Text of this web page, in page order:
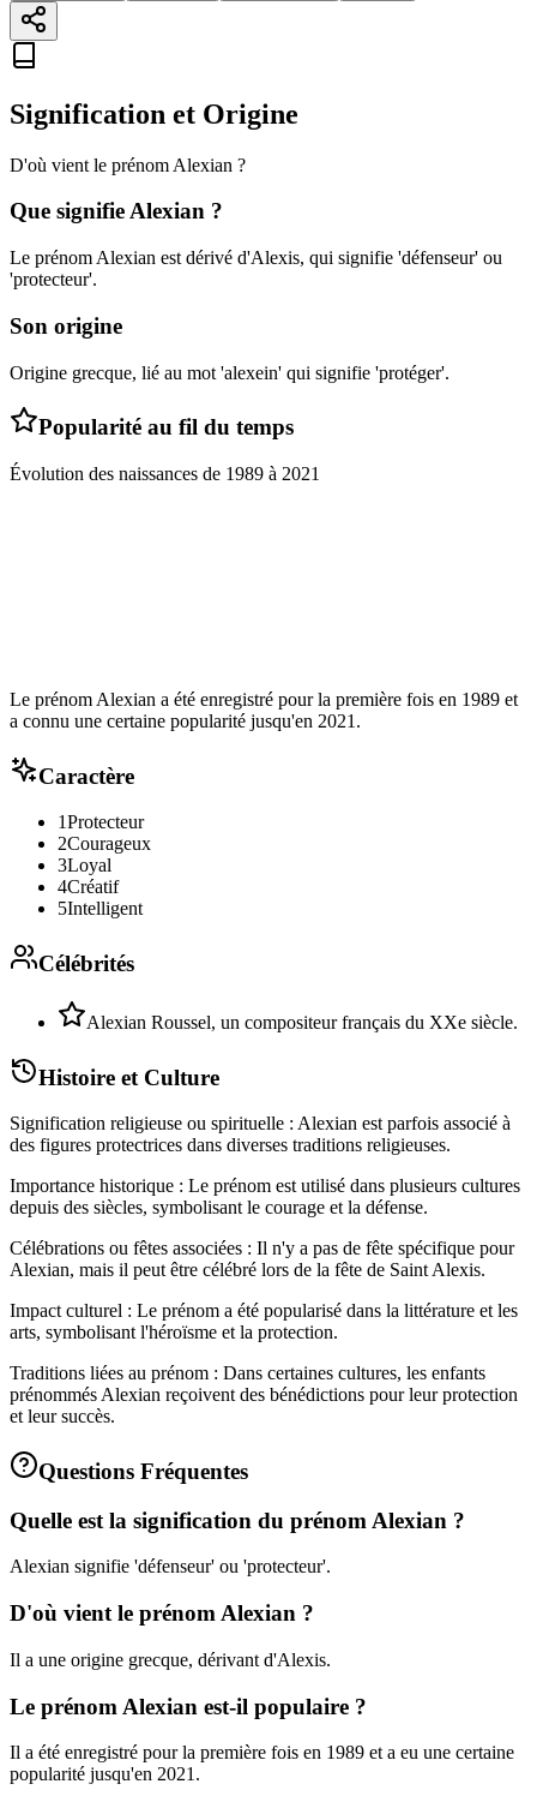
Signification et Origine
D'où vient le prénom Alexian ?
Que signifieAlexian ?
Le prénom Alexian est dérivé d'Alexis, qui signifie 'défenseur' ou
'protecteur'.
Son origine
Origine grecque, lié au mot 'alexein' qui signifie 'protéger'.
Popularité au fil du temps
Évolution des naissances de 1989 à 2021
Le prénom Alexian a été enregistré pour la première fois en 1989 et
a connu une certaine popularité jusqu'en 2021.
Caractère
1Protecteur
2Courageux
3Loyal
4Créatif
5Intelligent
Célébrités
Alexian Roussel, un compositeur français du XXe siècle.
Histoire et Culture
Signification religieuse ou spirituelle : Alexian est parfois associé à
des figures protectrices dans diverses traditions religieuses.
Importance historique : Le prénom est utilisé dans plusieurs cultures
depuis des siècles, symbolisant le courage et la défense.
Célébrations ou fêtes associées : Il n'y a pas de fête spécifique pour
Alexian, mais il peut être célébré lors de la fête de Saint Alexis.
Impact culturel : Le prénom a été popularisé dans la littérature et les
arts, symbolisant l'héroïsme et la protection.
Traditions liées au prénom : Dans certaines cultures, les enfants
prénommés Alexian reçoivent des bénédictions pour leur protection
et leur succès.
Questions Fréquentes
Quelle est la signification du prénom Alexian ?
Alexian signifie 'défenseur' ou 'protecteur'.
D'où vient le prénom Alexian ?
Il a une origine grecque, dérivant d'Alexis.
Le prénom Alexian est-il populaire ?
Il a été enregistré pour la première fois en 1989 et a eu une certaine
popularité jusqu'en 2021.